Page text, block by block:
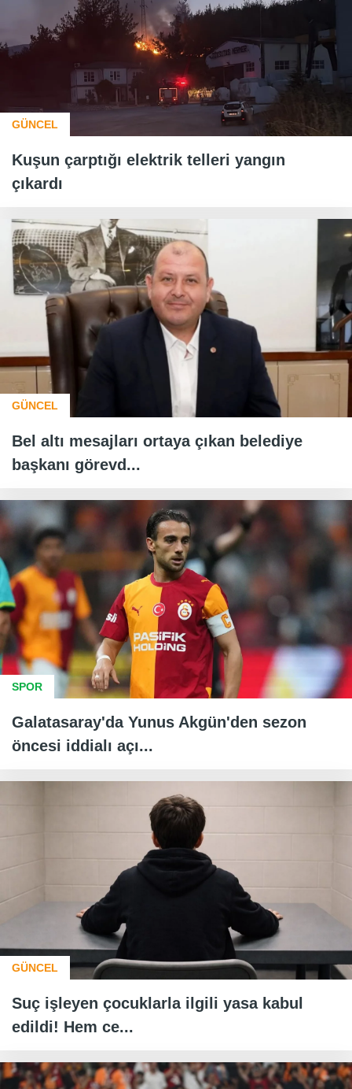
GÜNCEL
Kuşun çarptığı elektrik telleri yangın
çıkardı
GÜNCEL
Bel altı mesajları ortaya çıkan belediye
başkanı görevd...
SPOR
Galatasaray'da Yunus Akgün'den sezon
öncesi iddialı açı...
GÜNCEL
Suç işleyen çocuklarla ilgili yasa kabul
edildi! Hem ce...